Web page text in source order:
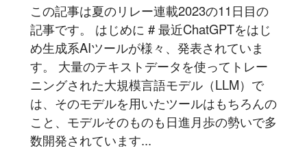
この記事は夏のリレー連載2023の11日目の
記事です。 はじめに # 最近ChatGPTをはじ
め生成系AIツールが様々、発表されていま
す。 大量のテキストデータを使ってトレー
ニングされた大規模言語モデル（LLM）で
は、そのモデルを用いたツールはもちろんの
こと、モデルそのものも日進月歩の勢いで多
数開発されています...